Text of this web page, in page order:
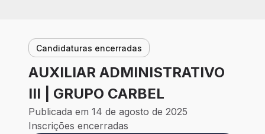
Candidaturas encerradas
AUXILIAR ADMINISTRATIVO
III | GRUPO CARBEL
Publicada em 14 de agosto de 2025
Inscrições encerradas